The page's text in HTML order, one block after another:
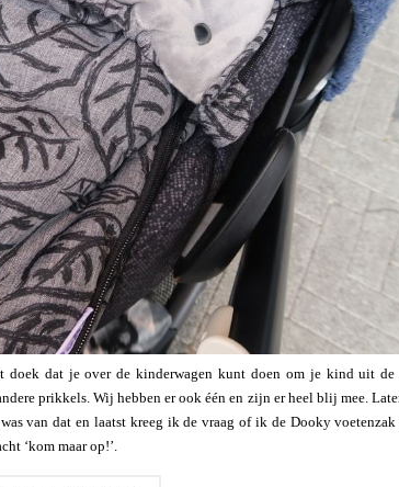
dat je over de kinderwagen kunt doen om je kind uit
prikkels. Wij hebben er ook één en zijn er heel blij mee.
van dat en laatst kreeg ik de vraag of ik de Dooky
‘kom maar op!’.